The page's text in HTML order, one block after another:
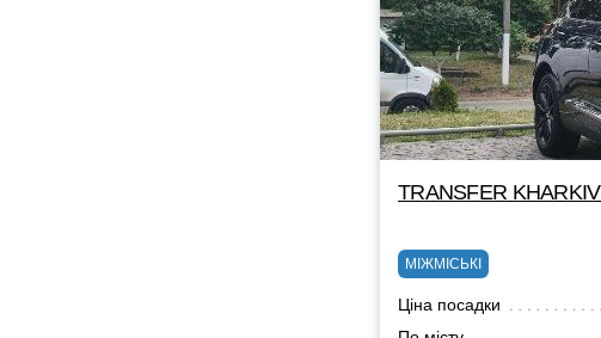
TRANSFER KHARKIV
МІЖМІСЬКІ
Ціна посадки